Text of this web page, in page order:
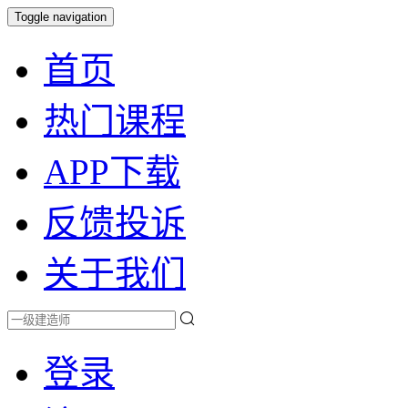
Toggle navigation
首页
热门课程
APP下载
反馈投诉
关于我们
登录